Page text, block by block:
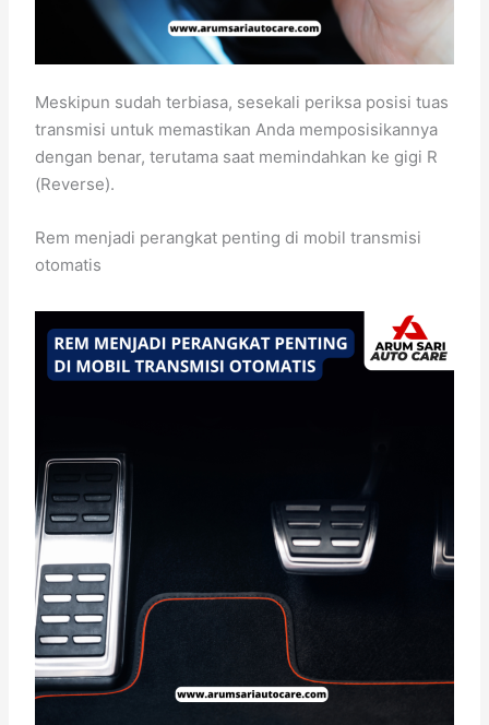
Meskipun sudah terbiasa, sesekali periksa posisi tuas
transmisi untuk memastikan Anda memposisikannya
dengan benar, terutama saat memindahkan ke gigi R
(Reverse).
Rem menjadi perangkat penting di mobil transmisi
otomatis